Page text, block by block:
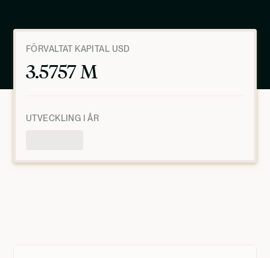
FÖRVALTAT KAPITAL USD
3.5757 M
UTVECKLING I ÅR